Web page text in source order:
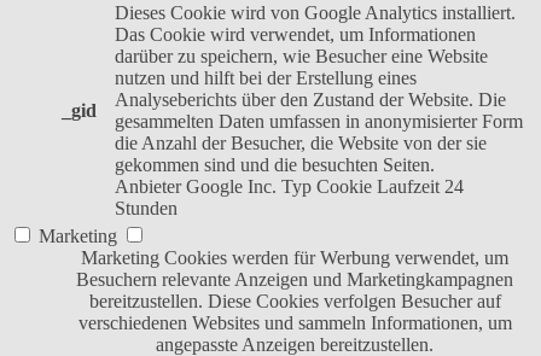
_gid
Dieses Cookie wird von Google Analytics installiert.
Das Cookie wird verwendet, um Informationen
darüber zu speichern, wie Besucher eine Website
nutzen und hilft bei der Erstellung eines
Analyseberichts über den Zustand der Website. Die
gesammelten Daten umfassen in anonymisierter Form
die Anzahl der Besucher, die Website von der sie
gekommen sind und die besuchten Seiten.
Anbieter Google Inc. Typ Cookie Laufzeit 24
Stunden
Marketing
Marketing Cookies werden für Werbung verwendet, um
Besuchern relevante Anzeigen und Marketingkampagnen
bereitzustellen. Diese Cookies verfolgen Besucher auf
verschiedenen Websites und sammeln Informationen, um
angepasste Anzeigen bereitzustellen.